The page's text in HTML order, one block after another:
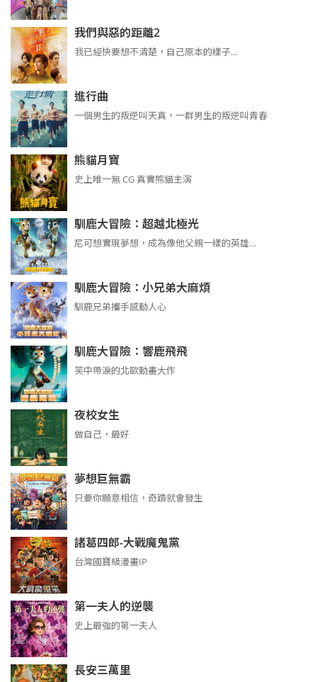
我們與惡的距離2
我已經快要想不清楚，自己原本的樣子...
進行曲
​​​一個男生的叛逆叫天真，一群男生的叛逆叫青春
熊貓月寶
史上唯一無 CG 真實熊貓主演
馴鹿大冒險：超越北極光
尼可想實現夢想，成為像他父親一樣的英雄…
馴鹿大冒險：小兄弟大麻煩
馴鹿兄弟攜手感動人心
馴鹿大冒險：響鹿飛飛
笑中帶淚的北歐動畫大作
夜校女生
做自己，最好
夢想巨無霸
只要你願意相信，奇蹟就會發生
諸葛四郎-大戰魔鬼黨
台灣國寶級漫畫IP
第一夫人的逆襲
史上最強的第一夫人
長安三萬里